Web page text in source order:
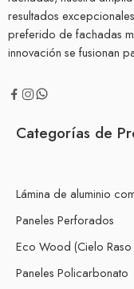
resultados
preferido de fachadas
innovación se fusionan
Categorías de
Lámina de aluminio
Paneles Perforados
Eco Wood (Cielo Raso
Paneles Policarbonato